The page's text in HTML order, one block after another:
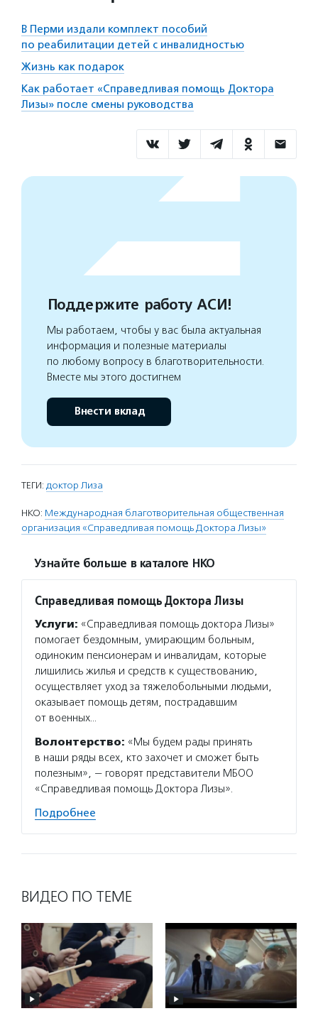
В Перми издали комплект пособий
по реабилитации детей с инвалидностью
Жизнь как подарок
Как работает «Справедливая помощь Доктора
Лизы» после смены руководства
Поддержите работу АСИ!
Мы работаем, чтобы у вас была актуальная
информация и полезные материалы
по любому вопросу в благотворительности.
Вместе мы этого достигнем
Внести вклад
ТЕГИ: доктор Лиза
НКО: Международная благотворительная общественная
организация «Справедливая помощь Доктора Лизы»
Узнайте больше в каталоге НКО
Справедливая помощь Доктора Лизы
Услуги: «Справедливая помощь доктора Лизы»
помогает бездомным, умирающим больным,
одиноким пенсионерам и инвалидам, которые
лишились жилья и средств к существованию,
осуществляет уход за тяжелобольными людьми,
оказывает помощь детям, пострадавшим
от военных…
Волонтерство: «Мы будем рады принять
в наши ряды всех, кто захочет и сможет быть
полезным», — говорят представители МБОО
«Справедливая помощь Доктора Лизы».
Подробнее
ВИДЕО ПО ТЕМЕ